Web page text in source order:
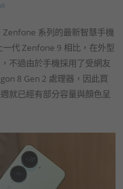
Zenfone 系列的最新智慧手機
代 Zenfone 9 相比，在外型
不過由於手機採用了受網友
8 Gen 2 處理器，因此買
就已經有部分容量與顏色呈